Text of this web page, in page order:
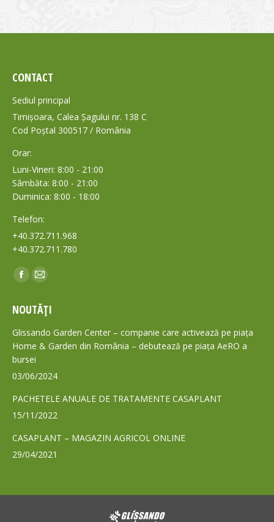
CONTACT
Sediul principal
Timișoara, Calea Șagului nr. 138 C
Cod Poștal 300517 / România
Orar:
Luni-Vineri: 8:00 - 21:00
Sâmbăta: 8:00 - 21:00
Duminica: 8:00 - 18:00
Telefon:
+40.372.711.968
+40.372.711.780
Find us on:
Facebook
opens
in
new
window
Mail
opens
in
new
NOUTĂȚI
Glissando Garden Center – companie care activează pe piața
Home & Garden din România – debutează pe piața AeRO a
bursei
03/06/2024
PACHETELE ANUALE DE TRATAMENTE CASAPLANT
15/11/2022
CASAPLANT – MAGAZIN AGRICOL ONLINE
29/04/2021